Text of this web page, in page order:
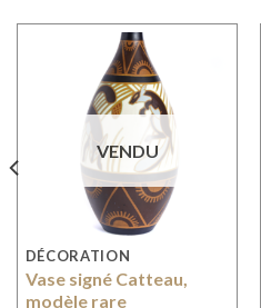
VENDU
DÉCORATION
Vase signé Catteau,
modèle rare